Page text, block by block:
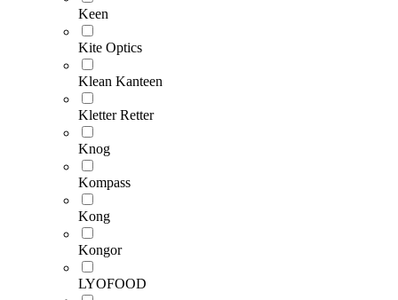
Keen
Kite Optics
Klean Kanteen
Kletter Retter
Knog
Kompass
Kong
Kongor
LYOFOOD